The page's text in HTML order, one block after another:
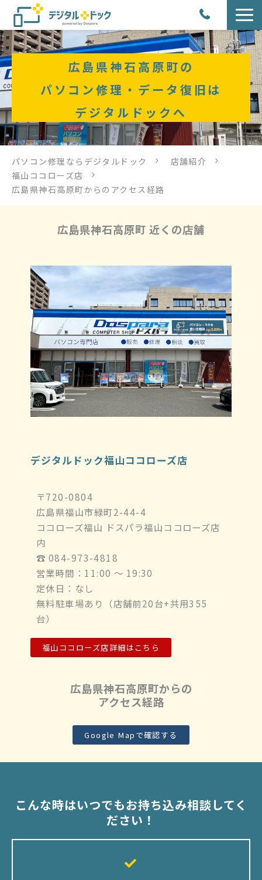
パソコン修理
サービス
サービス提供方法
店舗紹介
デジタルドックブログ
広島県神石高原町の
パソコン修理・データ復旧は
デジタルドックへ
パソコン修理ならデジタルドック
店舗紹介
福山ココローズ店
広島県神石高原町からのアクセス経路
広島県神石高原町 近くの店舗
デジタルドック福山ココローズ店
〒720-0804
広島県福山市緑町2-44-4
ココローズ福山 ドスパラ福山ココローズ店
内
☎︎ 084-973-4818
営業時間：11:00 ～ 19:30
定休日：なし
無料駐車場あり（店舗前20台+共用355
台）
福山ココローズ店詳細はこちら
広島県神石高原町からの
アクセス経路
Google Mapで確認する
こんな時はいつでもお持ち込み相談してく
ださい！